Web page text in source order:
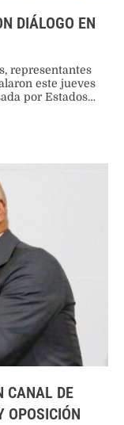
DIÁLOGO EN
representantes
este jueves
por Estados
CANAL DE
OPOSICIÓN